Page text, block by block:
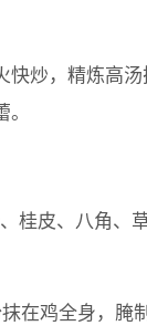
炒，精炼高
桂皮、八角、
在鸡全身，腌